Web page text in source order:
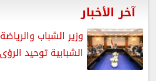
آخر الأخبار
وزير الشباب
الشبابية توحيد